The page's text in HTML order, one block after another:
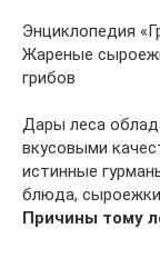
Энциклопедия
Жареные
грибов
Дары леса
вкусовыми
истинные
блюда,
Причины тому